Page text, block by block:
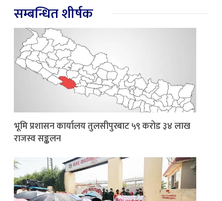
सम्बन्धित शीर्षक
भूमि प्रशासन कार्यालय तुलसीपुरबाट ५९ करोड ३४ लाख
राजस्व सङ्कलन